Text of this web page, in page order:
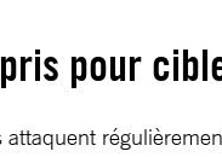
pour